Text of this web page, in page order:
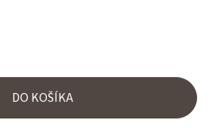
DO KOŠÍKA